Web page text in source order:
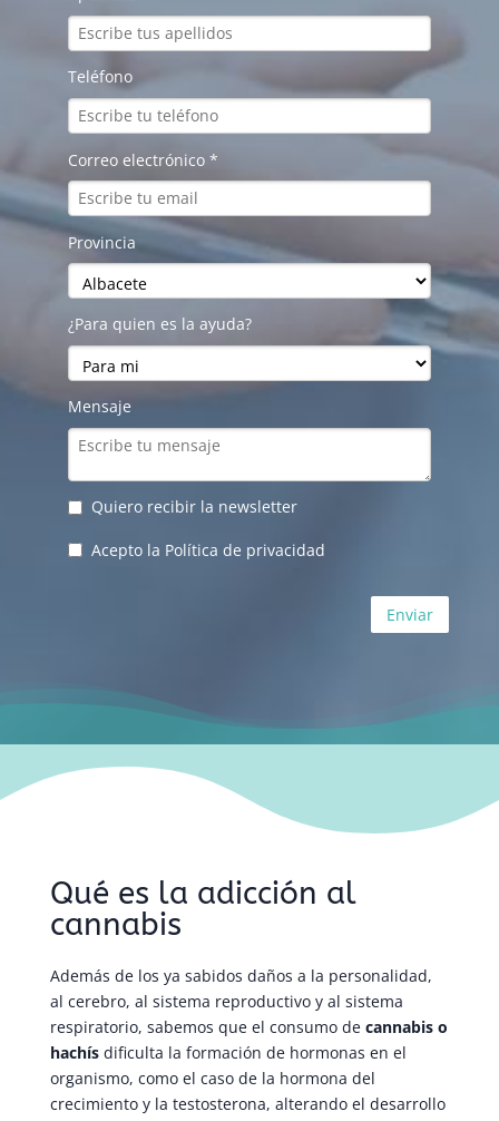
Qué es la adicción al
cannabis
Además de los ya sabidos daños a la personalidad,
al cerebro, al sistema reproductivo y al sistema
respiratorio, sabemos que el consumo de cannabis o
hachísdificulta la formación de hormonas en el
organismo, como el caso de la hormona del
crecimiento y la testosterona, alterando el desarrollo